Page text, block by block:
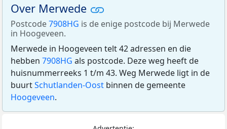
Over Merwede
Postcode7908HG is de enige postcode bij Merwede
in Hoogeveen.
Merwede in Hoogeveen telt 42 adressen en die
hebben 7908HG als postcode. Deze weg heeft de
huisnummerreeks 1 t/m 43. Weg Merwede ligt in de
buurtSchutlanden-Oost binnen de gemeente
Hoogeveen.